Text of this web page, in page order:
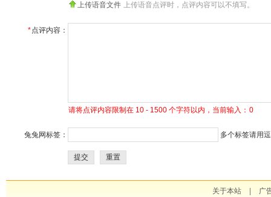
上传语音文件 上传语音点评时，点评内容可以不填写。
*点评内容：
请将点评内容限制在 10 - 1500 个字符以内，当前输入： 0
兔兔网标签： 多个标签请用
提交 重置
关于本站 广